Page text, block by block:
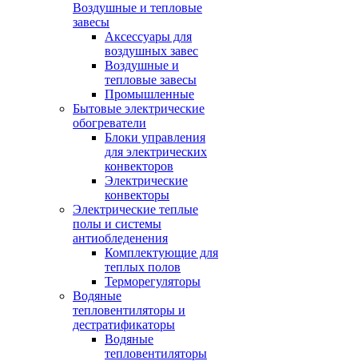
Воздушные и тепловые
завесы
Аксессуары для
воздушных завес
Воздушные и
тепловые завесы
Промышленные
Бытовые электрические
обогреватели
Блоки управления
для электрических
конвекторов
Электрические
конвекторы
Электрические теплые
полы и системы
антиобледенения
Комплектующие для
теплых полов
Терморегуляторы
Водяные
тепловентиляторы и
дестратификаторы
Водяные
тепловентиляторы